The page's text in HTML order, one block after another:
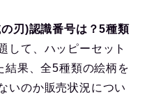
刃)認識番号は？5種類
して、ハッピーセット
結果、全5種類の絵柄を
いのか販売状況につい